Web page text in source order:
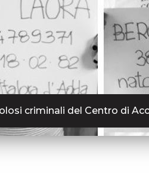
criminali del Centro di